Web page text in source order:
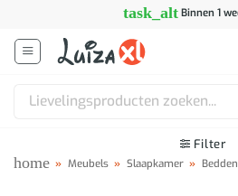
inhoud
task_alt Binnen 1
Zoeken
Filter
home » Meubels » Slaapkamer »